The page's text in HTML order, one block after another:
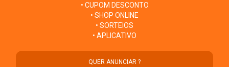
• CUPOM DESCONTO
• SHOP ONLINE
• SORTEIOS
• APLICATIVO
QUER ANUNCIAR ?